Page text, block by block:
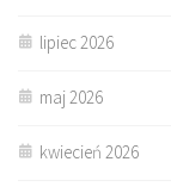
lipiec 2026
maj 2026
kwiecień 2026